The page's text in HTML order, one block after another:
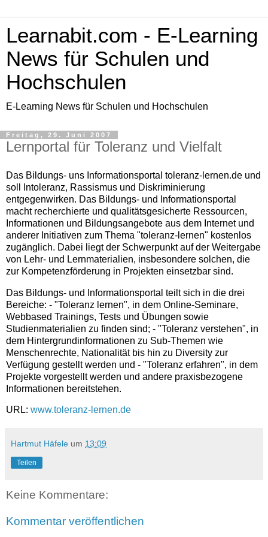
Learnabit.com - E-Learning
News für Schulen und
Hochschulen
E-Learning News für Schulen und Hochschulen
Freitag, 29. Juni 2007
Lernportal für Toleranz und Vielfalt
Das Bildungs- uns Informationsportal toleranz-lernen.de und
soll Intoleranz, Rassismus und Diskriminierung
entgegenwirken. Das Bildungs- und Informationsportal
macht recherchierte und qualitätsgesicherte Ressourcen,
Informationen und Bildungsangebote aus dem Internet und
anderer Initiativen zum Thema "toleranz-lernen" kostenlos
zugänglich. Dabei liegt der Schwerpunkt auf der Weitergabe
von Lehr- und Lernmaterialien, insbesondere solchen, die
zur Kompetenzförderung in Projekten einsetzbar sind.
Das Bildungs- und Informationsportal teilt sich in die drei
Bereiche: - "Toleranz lernen", in dem Online-Seminare,
Webbased Trainings, Tests und Übungen sowie
Studienmaterialien zu finden sind; - "Toleranz verstehen", in
dem Hintergrundinformationen zu Sub-Themen wie
Menschenrechte, Nationalität bis hin zu Diversity zur
Verfügung gestellt werden und - "Toleranz erfahren", in dem
Projekte vorgestellt werden und andere praxisbezogene
Informationen bereitstehen.
URL: www.toleranz-lernen.de
Hartmut Häfele um 13:09
Teilen
Keine Kommentare:
Kommentar veröffentlichen